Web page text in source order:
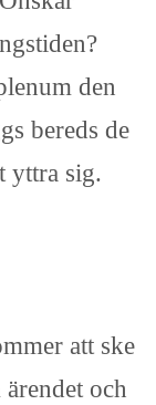
den
bereds de
yttra sig.
att ske
och